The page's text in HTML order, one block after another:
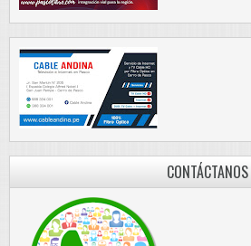
CONTÁCTANOS